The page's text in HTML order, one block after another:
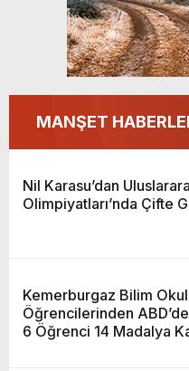
MANŞET
Nil Karasu’dan
Olimpiyatları’nda Çifte
Kemerburgaz Bilim
Öğrencilerinden
6 Öğrenci 14 Madalya